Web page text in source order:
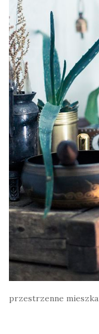
przestrzenne